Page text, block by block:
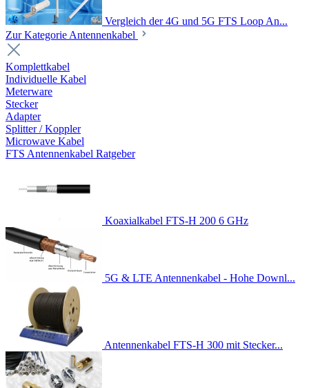
Vergleich der 4G und 5G FTS Loop An...
Zur Kategorie Antennenkabel
Komplettkabel
Individuelle Kabel
Meterware
Stecker
Adapter
Splitter / Koppler
Microwave Kabel
FTS Antennenkabel Ratgeber
Koaxialkabel FTS-H 200 6 GHz
5G & LTE Antennenkabel - Hohe Downl...
Antennenkabel FTS-H 300 mit Stecker...